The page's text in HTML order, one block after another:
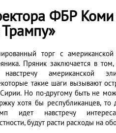
ФБР Коми
торг с
Пряник заключается в
навстречу американской
такие шаги вызывают
Но по-другому быть не
хотя бы республиканцев, то
идет навстречу
будут расти расходы на